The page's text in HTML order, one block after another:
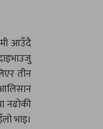
आउँदै
तीन
नढोकी
भाइ।